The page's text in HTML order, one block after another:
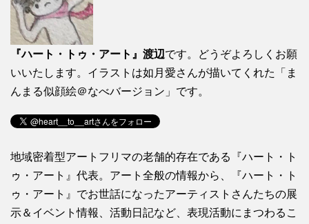
『ハート・トゥ・アート』渡辺です。どうぞよろしくお願
いいたします。イラストは如月愛さんが描いてくれた「ま
んまる似顔絵＠なべバージョン」です。
地域密着型アートフリマの老舗的存在である『ハート・ト
ゥ・アート』代表。アート全般の情報から、『ハート・ト
ゥ・アート』でお世話になったアーティストさんたちの展
示＆イベント情報、活動日記など、表現活動にまつわるこ